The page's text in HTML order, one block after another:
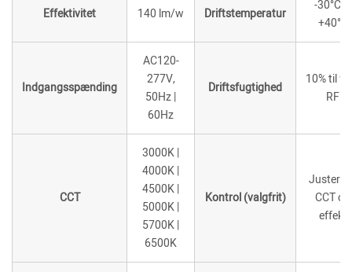
Effektivitet 140 lm/w Driftstemperatur
-30°C til
+40°C
Indgangsspænding
AC120-
277V,
50Hz |
60Hz
Driftsfugtighed
10% til
RF
CCT
3000K |
4000K |
4500K |
5000K |
5700K |
6500K
Kontrol (valgfrit)
CCT og
effekt